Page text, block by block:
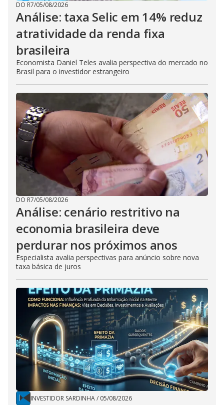
DO R7/05/08/2026
Análise: taxa Selic em 14% reduz
atratividade da renda fixa
brasileira
Economista Daniel Teles avalia perspectiva do mercado no
Brasil para o investidor estrangeiro
DO R7/05/08/2026
Análise: cenário restritivo na
economia brasileira deve
perdurar nos próximos anos
Especialista avalia perspectivas para anúncio sobre nova
taxa básica de juros
INVESTIDOR SARDINHA/ 05/08/2026